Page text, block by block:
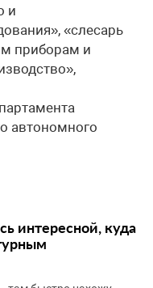
и
«слесарь
приборам и
автономного
интересной, куда